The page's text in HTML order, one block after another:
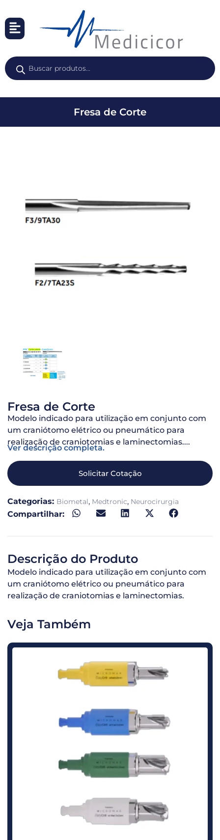
Fresa de Corte
Fresa de Corte
Modelo indicado para utilização em conjunto com
um craniótomo elétrico ou pneumático para
realização de craniotomias e laminectomias....
Ver descrição completa.
Solicitar Cotação
Categorias: Biometal, Medtronic, Neurocirurgia
Compartilhar:
Descrição do Produto
Modelo indicado para utilização em conjunto com
um craniótomo elétrico ou pneumático para
realização de craniotomias e laminectomias.
Veja Também